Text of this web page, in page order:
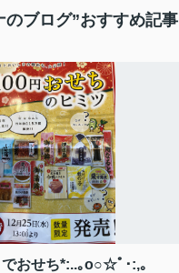
のブログ”おすすめ記事
でおせち*:..｡o○☆ﾟ･:,｡